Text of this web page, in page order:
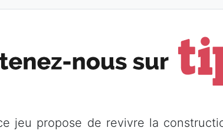
jeu propose de revivre la